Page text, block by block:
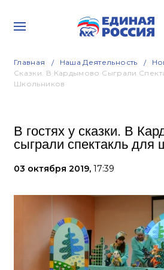
Главная Наша Деятельность
Сказки. В Кардымово Сыграли
Школьников
В гостях у сказки. В
сыграли спектакль для
03 октября 2019, 17:39